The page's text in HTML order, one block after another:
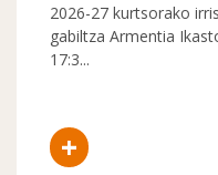
2026-27 kurtsorako
gabiltza Armentia
17:3...
+